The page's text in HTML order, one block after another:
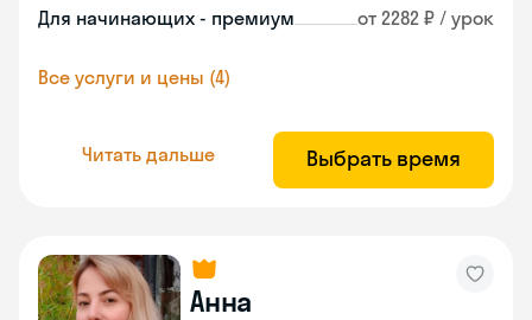
Для начинающих - премиум от 2282 ₽ / урок
Все услуги и цены (4)
Читать дальше Выбрать время
Анна